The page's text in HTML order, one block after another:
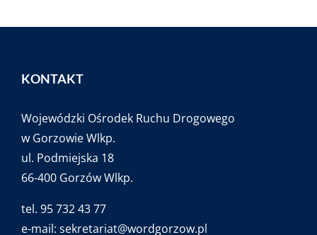
KONTAKT
Wojewódzki Ośrodek Ruchu Drogowego
w Gorzowie Wlkp.
ul. Podmiejska 18
66-400 Gorzów Wlkp.
tel. 95 732 43 77
e-mail: sekretariat@wordgorzow.pl